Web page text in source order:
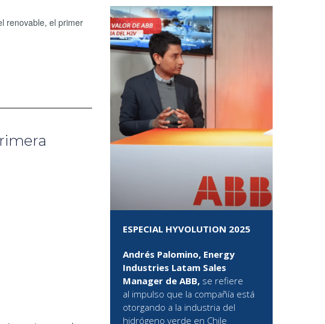
renovable, el primer
ESPECIAL HYVOLUTION 2025
Andrés Palomino, Energy
Industries Latam Sales
Manager de ABB, se refiere
al impulso que la compañía está
otorgando a la industria del
hidrógeno verde en Chile